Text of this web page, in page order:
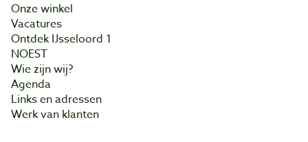
Onze winkel
Vacatures
Ontdek IJsseloord 1
NOEST
Wie zijn wij?
Agenda
Links en adressen
Werk van klanten